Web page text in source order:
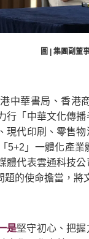
圖 | 集團副董
中華書局、香港
行「中華文化傳
現代印刷、零售
5+2」一體化產
體代表雲通科技
的使命擔當，將
是堅守初心、把